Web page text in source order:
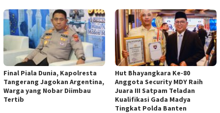
Final Piala Dunia, Kapolresta
Tangerang Jagokan Argentina,
Warga yang Nobar Diimbau
Tertib
Hut Bhayangkara Ke-80
Anggota Security MDY Raih
Juara III Satpam Teladan
Kualifikasi Gada Madya
Tingkat Polda Banten